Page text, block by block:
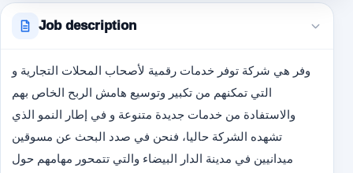
Job description
وفر هي شركة توفر خدمات رقمية لأصحاب المحلات التجارية و
التي تمكنهم من تكبير وتوسيع هامش الربح الخاص بهم
والاستفادة من خدمات جديدة متنوعة و في إطار النمو الذي
تشهده الشركة حاليا، فنحن في صدد البحث عن مسوقين
ميدانيين في مدينة الدار البيضاء والتي تتمحور مهامهم حول